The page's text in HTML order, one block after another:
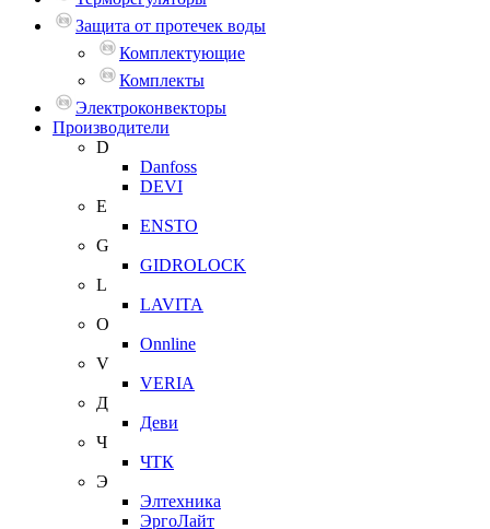
Защита от протечек воды
Комплектующие
Комплекты
Электроконвекторы
Производители
D
Danfoss
DEVI
E
ENSTO
G
GIDROLOCK
L
LAVITA
O
Onnline
V
VERIA
Д
Деви
Ч
ЧТК
Э
Элтехника
ЭргоЛайт